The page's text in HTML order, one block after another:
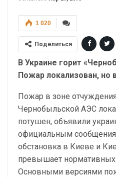
1 020
Поделиться
В Украине горит
Пожар локализован, но
Пожар в зоне
Чернобыльской АЭС
потушен, объявили
официальным
обстановка в Киеве и
превышает нормативных
Основными версиями